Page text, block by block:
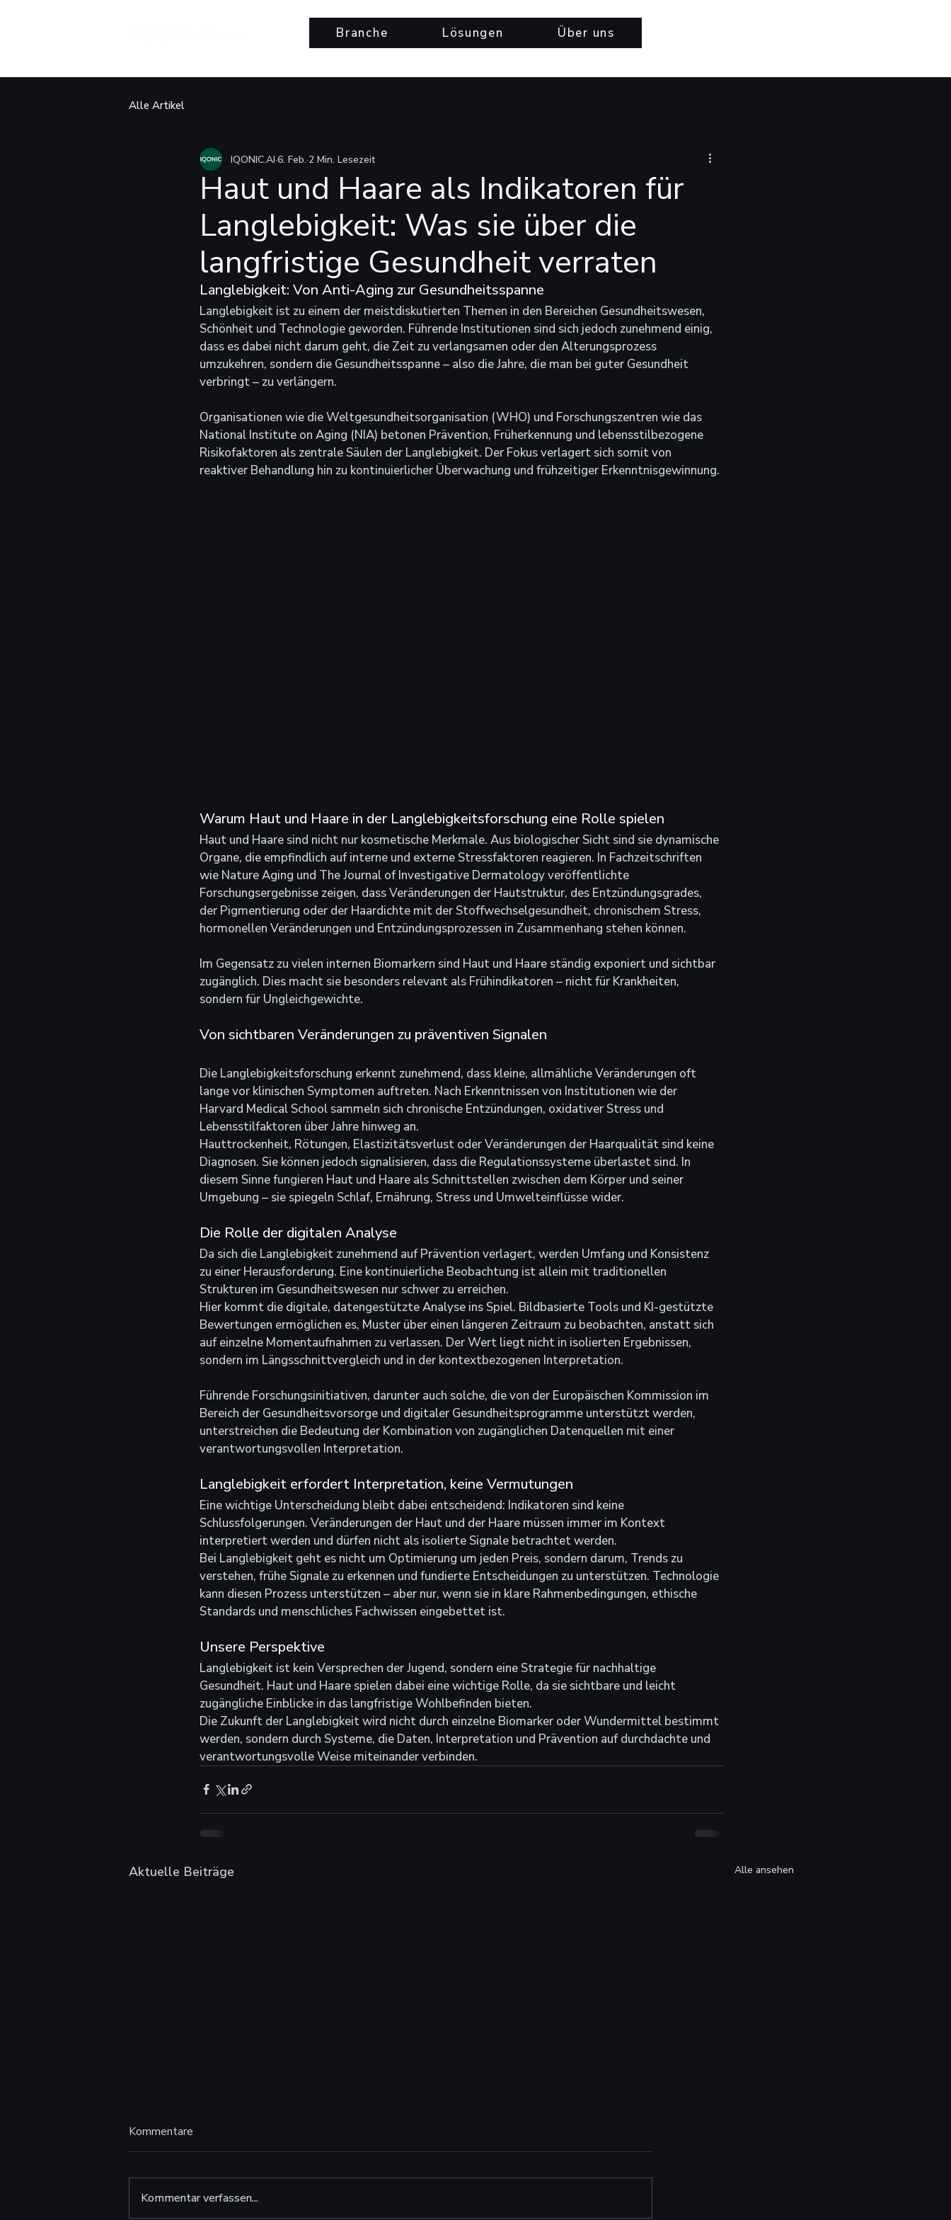
Branche Lösungen Über uns
Alle Artikel
Haut und Haare als Indikatoren für
Langlebigkeit: Was sie über die
langfristige Gesundheit verraten
IQONIC.AI 6. Feb. 2 Min. Lesezeit
Langlebigkeit: Von Anti-Aging zur Gesundheitsspanne
Langlebigkeit ist zu einem der meistdiskutierten Themen in den Bereichen Gesundheitswesen,
Schönheit und Technologie geworden. Führende Institutionen sind sich jedoch zunehmend einig,
dass es dabei nicht darum geht, die Zeit zu verlangsamen oder den Alterungsprozess
umzukehren, sondern die Gesundheitsspanne – also die Jahre, die man bei guter Gesundheit
verbringt – zu verlängern.
Organisationen wie die Weltgesundheitsorganisation (WHO) und Forschungszentren wie das
National Institute on Aging (NIA) betonen Prävention, Früherkennung und lebensstilbezogene
Risikofaktoren als zentrale Säulen der Langlebigkeit. Der Fokus verlagert sich somit von
reaktiver Behandlung hin zu kontinuierlicher Überwachung und frühzeitiger Erkenntnisgewinnung.
Warum Haut und Haare in der Langlebigkeitsforschung eine Rolle spielen
Haut und Haare sind nicht nur kosmetische Merkmale. Aus biologischer Sicht sind sie dynamische
Organe, die empfindlich auf interne und externe Stressfaktoren reagieren. In Fachzeitschriften
wie Nature Aging und The Journal of Investigative Dermatology veröffentlichte
Forschungsergebnisse zeigen, dass Veränderungen der Hautstruktur, des Entzündungsgrades,
der Pigmentierung oder der Haardichte mit der Stoffwechselgesundheit, chronischem Stress,
hormonellen Veränderungen und Entzündungsprozessen in Zusammenhang stehen können.
Im Gegensatz zu vielen internen Biomarkern sind Haut und Haare ständig exponiert und sichtbar
zugänglich. Dies macht sie besonders relevant als Frühindikatoren – nicht für Krankheiten,
sondern für Ungleichgewichte.
Von sichtbaren Veränderungen zu präventiven Signalen
Die Langlebigkeitsforschung erkennt zunehmend, dass kleine, allmähliche Veränderungen oft
lange vor klinischen Symptomen auftreten. Nach Erkenntnissen von Institutionen wie der
Harvard Medical School sammeln sich chronische Entzündungen, oxidativer Stress und
Lebensstilfaktoren über Jahre hinweg an.
Hauttrockenheit, Rötungen, Elastizitätsverlust oder Veränderungen der Haarqualität sind keine
Diagnosen. Sie können jedoch signalisieren, dass die Regulationssysteme überlastet sind. In
diesem Sinne fungieren Haut und Haare als Schnittstellen zwischen dem Körper und seiner
Umgebung – sie spiegeln Schlaf, Ernährung, Stress und Umwelteinflüsse wider.
Die Rolle der digitalen Analyse
Da sich die Langlebigkeit zunehmend auf Prävention verlagert, werden Umfang und Konsistenz
zu einer Herausforderung. Eine kontinuierliche Beobachtung ist allein mit traditionellen
Strukturen im Gesundheitswesen nur schwer zu erreichen.
Hier kommt die digitale, datengestützte Analyse ins Spiel. Bildbasierte Tools und KI-gestützte
Bewertungen ermöglichen es, Muster über einen längeren Zeitraum zu beobachten, anstatt sich
auf einzelne Momentaufnahmen zu verlassen. Der Wert liegt nicht in isolierten Ergebnissen,
sondern im Längsschnittvergleich und in der kontextbezogenen Interpretation.
Führende Forschungsinitiativen, darunter auch solche, die von der Europäischen Kommission im
Bereich der Gesundheitsvorsorge und digitaler Gesundheitsprogramme unterstützt werden,
unterstreichen die Bedeutung der Kombination von zugänglichen Datenquellen mit einer
verantwortungsvollen Interpretation.
Langlebigkeit erfordert Interpretation, keine Vermutungen
Eine wichtige Unterscheidung bleibt dabei entscheidend: Indikatoren sind keine
Schlussfolgerungen. Veränderungen der Haut und der Haare müssen immer im Kontext
interpretiert werden und dürfen nicht als isolierte Signale betrachtet werden.
Bei Langlebigkeit geht es nicht um Optimierung um jeden Preis, sondern darum, Trends zu
verstehen, frühe Signale zu erkennen und fundierte Entscheidungen zu unterstützen. Technologie
kann diesen Prozess unterstützen – aber nur, wenn sie in klare Rahmenbedingungen, ethische
Standards und menschliches Fachwissen eingebettet ist.
Unsere Perspektive
Langlebigkeit ist kein Versprechen der Jugend, sondern eine Strategie für nachhaltige
Gesundheit. Haut und Haare spielen dabei eine wichtige Rolle, da sie sichtbare und leicht
zugängliche Einblicke in das langfristige Wohlbefinden bieten.
Die Zukunft der Langlebigkeit wird nicht durch einzelne Biomarker oder Wundermittel bestimmt
werden, sondern durch Systeme, die Daten, Interpretation und Prävention auf durchdachte und
verantwortungsvolle Weise miteinander verbinden.
Aktuelle Beiträge Alle ansehen
Kommentare
Kommentar verfassen...